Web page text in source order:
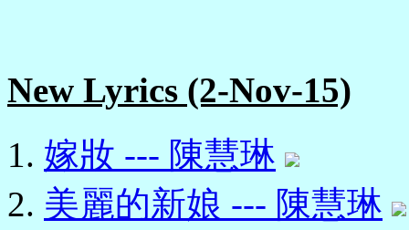
New Lyrics (2-Nov-15)
嫁妝 --- 陳慧琳
美麗的新娘 --- 陳慧琳